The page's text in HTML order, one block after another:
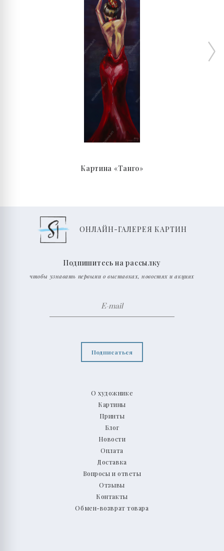
Картина «Танго»
ОНЛАЙН-ГАЛЕРЕЯ КАРТИН
О художнике
Картины
Принты
Блог
Новости
Оплата
Доставка
Вопросы и ответы
Отзывы
Контакты
Обмен-возврат товара
Подпишитесь на рассылку
чтобы узнавать первыми о выставках, новостях и акциях
Подписаться